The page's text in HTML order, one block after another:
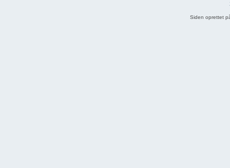
Siden oprettet